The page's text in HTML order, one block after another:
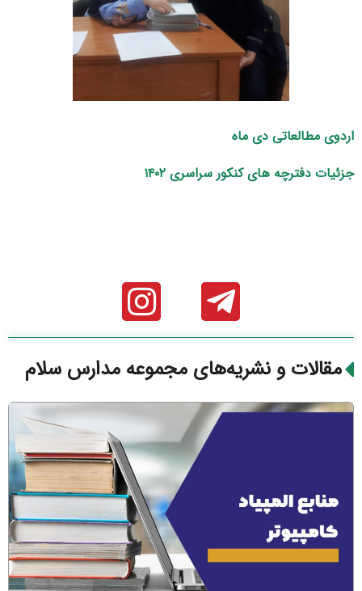
اردوی مطالعاتی دی ماه
جزئیات دفترچه های کنکور سراسری ۱۴۰۲
مقالات و نشریه‌های مجموعه مدارس سلام